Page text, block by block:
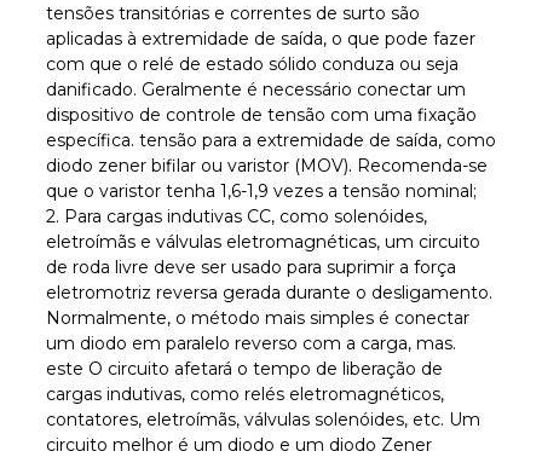
tensões transitórias e correntes de surto são
aplicadas à extremidade de saída, o que pode fazer
com que o relé de estado sólido conduza ou seja
danificado. Geralmente é necessário conectar um
dispositivo de controle de tensão com uma fixação
específica. tensão para a extremidade de saída, como
diodo zener bifilar ou varistor (MOV). Recomenda-se
que o varistor tenha 1,6-1,9 vezes a tensão nominal;
2. Para cargas indutivas CC, como solenóides,
eletroímãs e válvulas eletromagnéticas, um circuito
de roda livre deve ser usado para suprimir a força
eletromotriz reversa gerada durante o desligamento.
Normalmente, o método mais simples é conectar
um diodo em paralelo reverso com a carga, mas.
este O circuito afetará o tempo de liberação de
cargas indutivas, como relés eletromagnéticos,
contatores, eletroímãs, válvulas solenóides, etc. Um
circuito melhor é um diodo e um diodo Zener